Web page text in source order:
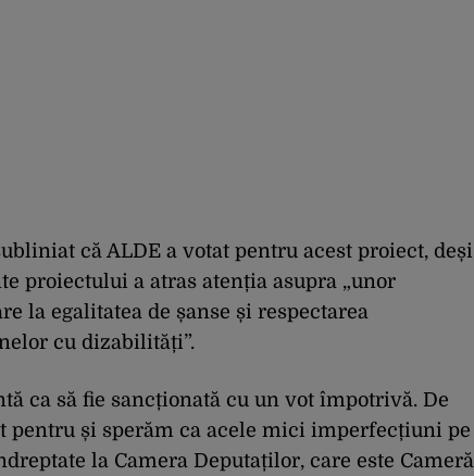
că ALDE a votat pentru acest proiect, deși
proiectului a atras atenția asupra „unor
la egalitatea de șanse și respectarea
cu dizabilități”.
ca să fie sancționată cu un vot împotrivă. De
pentru și sperăm ca acele mici imperfecțiuni pe
la Camera Deputaților, care este Cameră